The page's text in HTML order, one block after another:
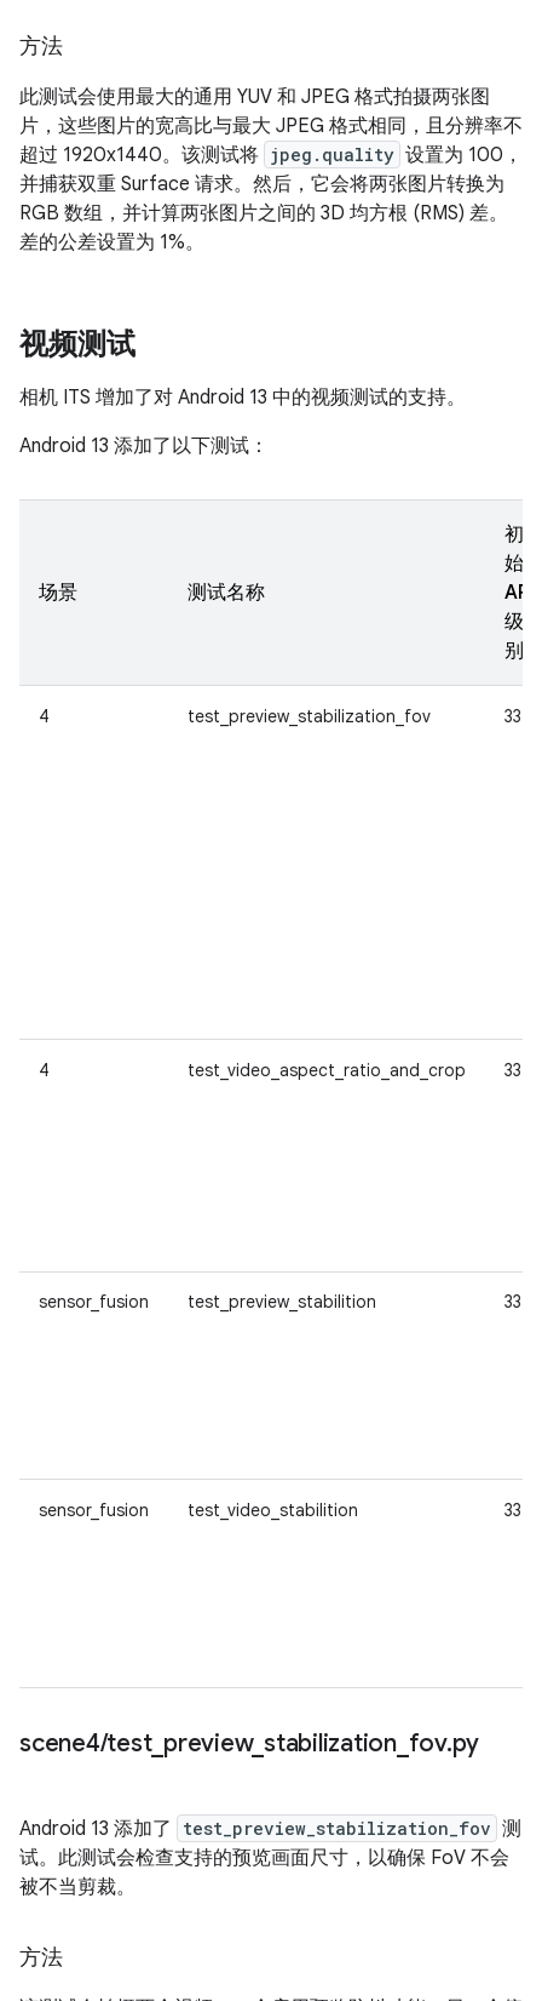
方法
此测试会使用最大的通用 YUV 和 JPEG 格式拍摄两张图
片，这些图片的宽高比与最大 JPEG 格式相同，且分辨率不
超过 1920x1440。该测试将 jpeg.quality 设置为 100，
并捕获双重 Surface 请求。然后，它会将两张图片转换为
RGB 数组，并计算两张图片之间的 3D 均方根 (RMS) 差。
差的公差设置为 1%。
视频测试
相机 ITS 增加了对 Android 13 中的视频测试的支持。
Android 13 添加了以下测试：
场景 测试名称
初
始
API
级
别
4 test_preview_stabilization_fov 33
4 test_video_aspect_ratio_and_crop 33
sensor_fusion test_preview_stabilition 33
sensor_fusion test_video_stabilition 33
scene4/test_ preview_ stabilization_ fov.py
Android 13 添加了 test_preview_stabilization_fov 测
试。此测试会检查支持的预览画面尺寸，以确保 FoV 不会
被不当剪裁。
方法